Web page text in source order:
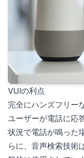
VUIの利点
完全にハンズフリー
ユーザーが電話に応
状況で電話が鳴った
らに、音声検索技術